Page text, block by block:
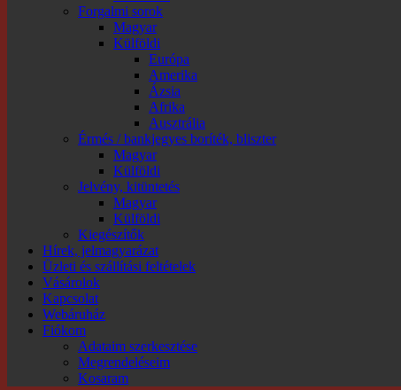
Forgalmi sorok
Magyar
Külföldi
Európa
Amerika
Ázsia
Afrika
Ausztrália
Érmés / bankjegyes boríték, bliszter
Magyar
Külföldi
Jelvény, kitüntetés
Magyar
Külföldi
Kiegészítők
Hírek, jelmagyarázat
Üzleti és szállítási feltételek
Vásárolok
Kapcsolat
Webáruház
Fiókom
Adataim szerkesztése
Megrendeléseim
Kosaram